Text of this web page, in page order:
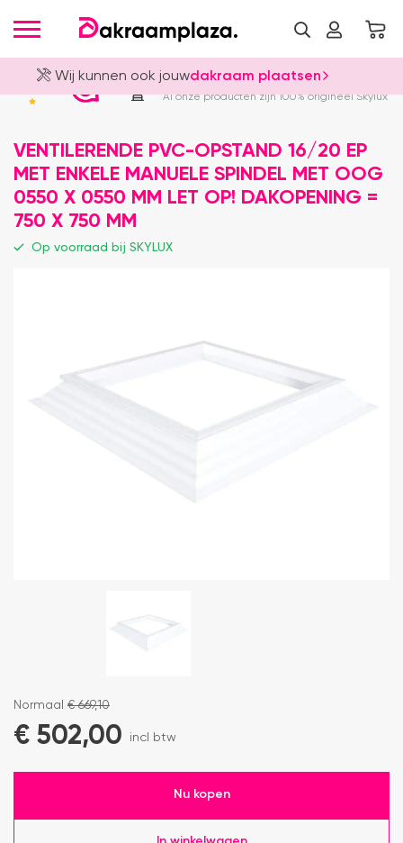
Wij kunnen ook jouwdakraam plaatsen
4.8 Officieel Skylux Dealer
Al onze producten zijn 100% origineel Skylux
VENTILERENDE PVC-OPSTAND 16/20 EP
MET ENKELE MANUELE SPINDEL MET OOG
0550 X 0550 MM LET OP! DAKOPENING =
750 X 750 MM
Op voorraad bij SKYLUX
Normaal €669,10
€ 502,00 incl btw
Nu kopen